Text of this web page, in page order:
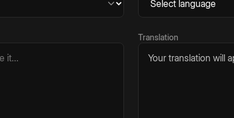
Translation
Your translation will